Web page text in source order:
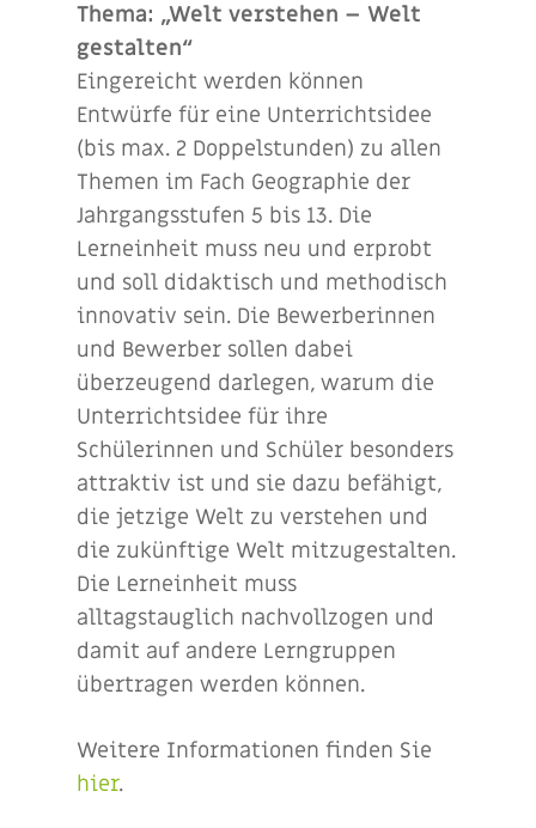
Thema: „Welt verstehen – Welt
gestalten“
Eingereicht werden können
Entwürfe für eine Unterrichtsidee
(bis max. 2 Doppelstunden) zu allen
Themen im Fach Geographie der
Jahrgangsstufen 5 bis 13. Die
Lerneinheit muss neu und erprobt
und soll didaktisch und methodisch
innovativ sein. Die Bewerberinnen
und Bewerber sollen dabei
überzeugend darlegen, warum die
Unterrichtsidee für ihre
Schülerinnen und Schüler besonders
attraktiv ist und sie dazu befähigt,
die jetzige Welt zu verstehen und
die zukünftige Welt mitzugestalten.
Die Lerneinheit muss
alltagstauglich nachvollzogen und
damit auf andere Lerngruppen
übertragen werden können.
Weitere Informationen finden Sie
hier.